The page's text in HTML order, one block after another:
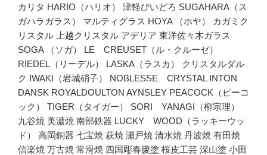
カリタ HARIO（ハリオ） 津軽びいどろ SUGAHARA（ス
ガハラガラス） マルティグラス HOYA （ホヤ） カガミク
リスタル 上越クリスタル アデリア 東洋佐々木ガラス
SOGA （ソガ） LE CREUSET（ル・クルーゼ）
RIEDEL（リーデル） LASKA（ラスカ） クリスタルダル
ク IWAKI（岩城硝子） NOBLESSE CRYSTAL INTON
DANSK ROYALDOULTON AYNSLEY PEACOCK（ピーコ
ック） TIGER（タイガー） SORI YANAGI（柳宗理）
九谷焼 美濃焼 南部鉄器 LUCKY WOOD（ラッキーウッ
ド） 高岡銅器 七宝焼 萩焼 瀬戸焼 清水焼 丹波焼 有田焼
信楽焼 万古焼 常滑焼 四国彫春慶塗 桜皮工芸 深山塗 小田